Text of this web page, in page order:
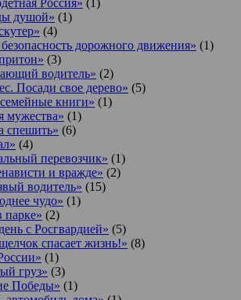
Россия» (1)
душой» (1)
(4)
дорожного движения» (1)
(3)
водитель» (2)
Посади свое дерево» (5)
книги» (1)
мужества» (1)
спешить» (6)
(4)
перевозчик» (1)
и вражде» (2)
водитель» (15)
чудо» (1)
парке» (2)
с Росгвардией» (5)
спасает жизнь!» (8)
(1)
груз» (3)
Победы» (1)